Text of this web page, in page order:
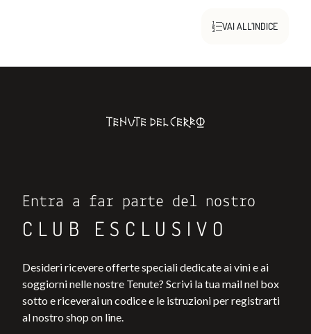
VAI ALL’INDICE
Entra a far parte del nostro
CLUB ESCLUSIVO
Desideri ricevere offerte speciali dedicate ai vini e ai
soggiorni nelle nostre Tenute? Scrivi la tua mail nel box
sotto e riceverai un codice e le istruzioni per registrarti
al nostro shop on line.